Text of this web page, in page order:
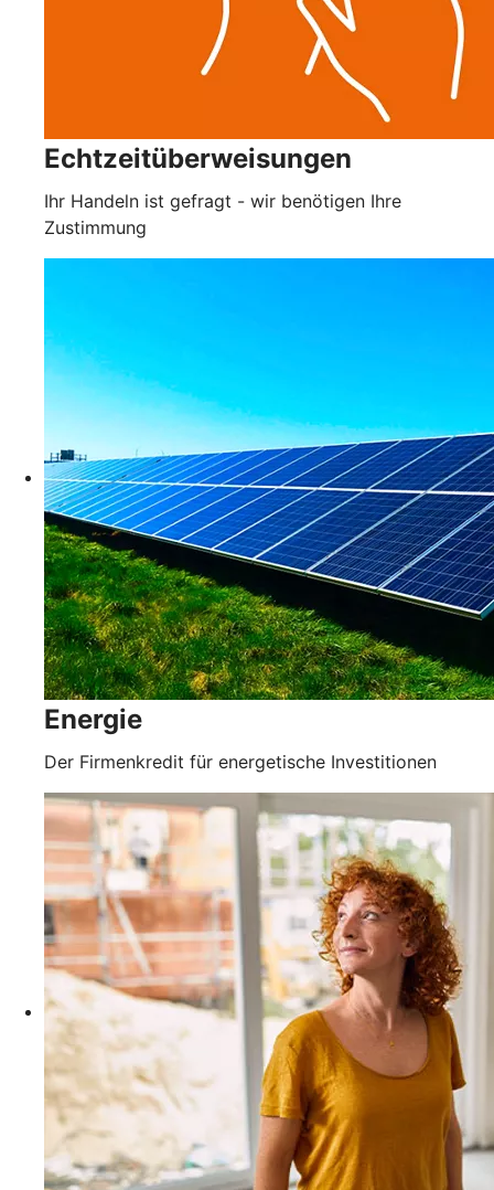
Echtzeitüberweisungen
Ihr Handeln ist gefragt - wir benötigen Ihre
Zustimmung
Energie
Der Firmenkredit für energetische Investitionen